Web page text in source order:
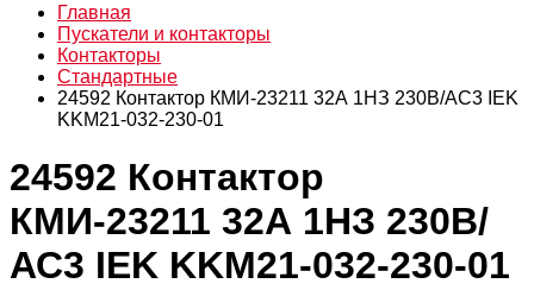
Главная
Пускатели и контакторы
Контакторы
Стандартные
24592 Контактор КМИ-23211 32А 1НЗ 230В/АС3 IEK
KKM21-032-230-01
24592 Контактор
КМИ-23211 32А 1НЗ 230В/
АС3 IEK KKM21-032-230-01